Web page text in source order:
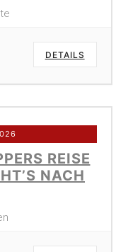
DETAILS
REISE
NACH